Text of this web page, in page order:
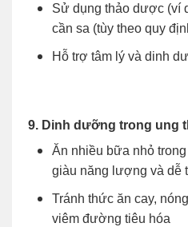
Sử dụng thảo dược (ví
cần sa (tùy theo quy
Hỗ trợ tâm lý và dinh
9. Dinh dưỡng trong ung
Ăn nhiều bữa nhỏ
giàu năng lượng và dễ
Tránh thức ăn cay,
viêm đường tiêu hóa